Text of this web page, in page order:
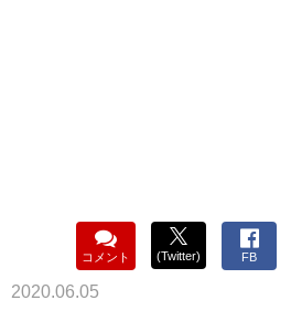
コメント (Twitter) FB
2020.06.05